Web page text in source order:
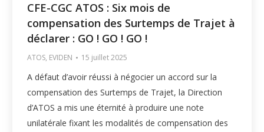
CFE-CGC ATOS : Six mois de
compensation des Surtemps de Trajet à
déclarer : GO ! GO ! GO !
ATOS, EVIDEN 15 juillet 2025
A défaut d’avoir réussi à négocier un accord sur la
compensation des Surtemps de Trajet, la Direction
d’ATOS a mis une éternité à produire une note
unilatérale fixant les modalités de compensation des